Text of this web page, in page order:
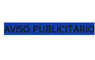
AVISO PUBLICITARIO